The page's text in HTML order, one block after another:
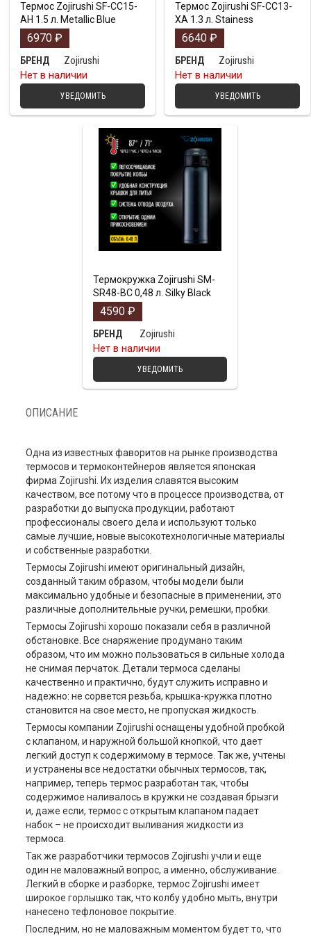
Термос Zojirushi SF-CC15-
AH 1.5 л. Metallic Blue
6970 ₽
БРЕНД
Zojirushi
Нет в наличии
УВЕДОМИТЬ
Термос Zojirushi SF-CC13-
XA 1.3 л. Stainess
6640 ₽
БРЕНД
Zojirushi
Нет в наличии
УВЕДОМИТЬ
Термокружка Zojirushi SM-
SR48-BC 0,48 л. Silky Black
4590 ₽
БРЕНД
Zojirushi
Нет в наличии
УВЕДОМИТЬ
ОПИСАНИЕ
Одна из известных фаворитов на рынке производства
термосов и термоконтейнеров является японская
фирма Zojirushi. Их изделия славятся высоким
качеством, все потому что в процессе производства, от
разработки до выпуска продукции, работают
профессионалы своего дела и используют только
самые лучшие, новые высокотехнологичные материалы
и собственные разработки.
Термосы Zojirushi имеют оригинальный дизайн,
созданный таким образом, чтобы модели были
максимально удобные и безопасные в применении, это
различные дополнительные ручки, ремешки, пробки.
Термосы Zojirushi хорошо показали себя в различной
обстановке. Все снаряжение продумано таким
образом, что им можно пользоваться в сильные холода
не снимая перчаток. Детали термоса сделаны
качественно и практично, будут служить исправно и
надежно: не сорвется резьба, крышка-кружка плотно
становится на свое место, не пропуская жидкость.
Термосы компании Zojirushi оснащены удобной пробкой
с клапаном, и наружной большой кнопкой, что дает
легкий доступ к содержимому в термосе. Так же, учтены
и устранены все недостатки обычных термосов, так,
например, теперь термос разработан так, чтобы
содержимое наливалось в кружки не создавая брызги
и, даже если, термос с открытым клапаном падает
набок – не происходит выливания жидкости из
термоса.
Так же разработчики термосов Zojirushi учли и еще
один не маловажный вопрос, а именно, обслуживание.
Легкий в сборке и разборке, термос Zojirushi имеет
широкое горлышко так, что колбу удобно мыть, внутри
нанесено тефлоновое покрытие.
Последним, но не маловажным моментом будет то, что